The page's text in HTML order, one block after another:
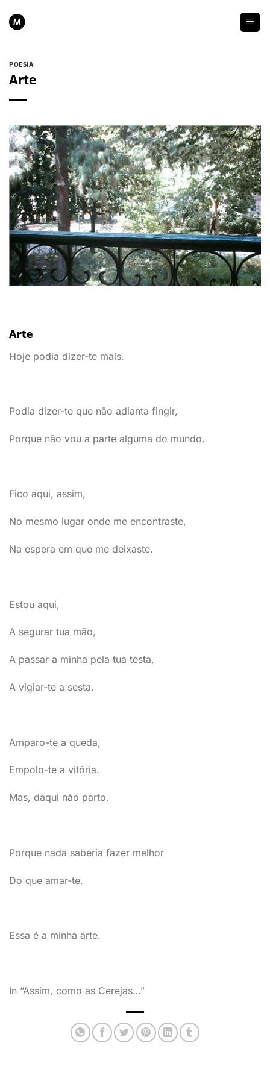
POESIA
Arte
Arte
Hoje podia dizer-te mais.
Podia dizer-te que não adianta fingir,
Porque não vou a parte alguma do mundo.
Fico aqui, assim,
No mesmo lugar onde me encontraste,
Na espera em que me deixaste.
Estou aqui,
A segurar tua mão,
A passar a minha pela tua testa,
A vigiar-te a sesta.
Amparo-te a queda,
Empolo-te a vitória.
Mas, daqui não parto.
Porque nada saberia fazer melhor
Do que amar-te.
Essa é a minha arte.
In “Assim, como as Cerejas…”